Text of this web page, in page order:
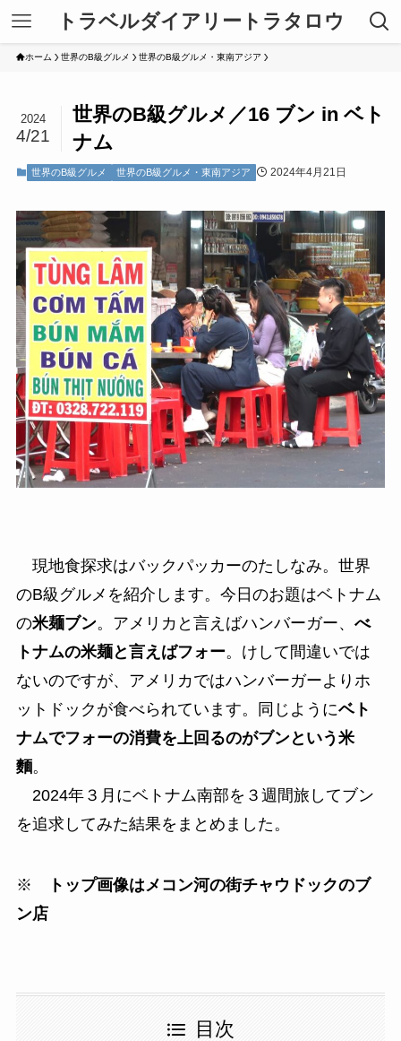
トラベルダイアリートラタロウ
ホーム 世界のB級グルメ 世界のB級グルメ・東南アジア
世界のB級グルメ／16 ブン in ベト
ナム
2024
4/21
世界のB級グルメ 世界のB級グルメ・東南アジア 2024年4月21日
現地食探求はバックパッカーのたしなみ。世界
のB級グルメを紹介します。今日のお題はベトナム
の米麺ブン。アメリカと言えばハンバーガー、 べ
トナムの米麺と言えばフォー。けして間違いでは
ないのですが、アメリカではハンバーガーよりホ
ットドックが食べられています。同じようにベト
ナムでフォーの消費を上回るのがブンという米
麵。
2024年３月にベトナム南部を３週間旅してブン
を追求してみた結果をまとめました。
※
トップ画像はメコン河の街チャウドックのブ
ン店
目次